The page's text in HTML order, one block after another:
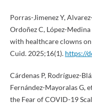
Porras-Jimenez Y,
Ordoñez C, López-
with healthcare clowns
Cuid. 2025;16(1). https://
Cárdenas P, Rodríguez-
Fernández-Mayoralas G,
the Fear of COVID-19